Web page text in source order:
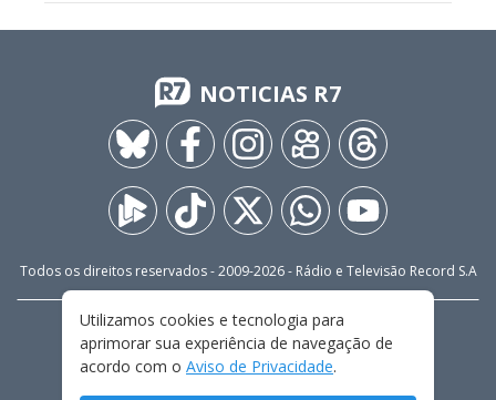
NOTICIAS R7
Todos os direitos reservados - 2009-2026- Rádio e Televisão Record S.A
FALE CONOSCO
PRIVACIDADE
TERMOS E CONDIÇÕES DE USO
Utilizamos cookies e tecnologia para
aprimorar sua experiência de navegação de
acordo com o Aviso de Privacidade.